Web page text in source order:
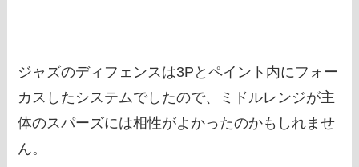
ジャズのディフェンスは3Pとペイント内にフォー
カスしたシステムでしたので、ミドルレンジが主
体のスパーズには相性がよかったのかもしれませ
ん。